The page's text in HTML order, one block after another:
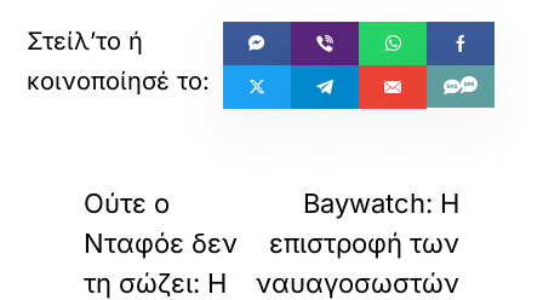
Ούτε ο
Νταφόε δεν
τη σώζει: Η
Baywatch: Η
επιστροφή των
ναυαγοσωστών